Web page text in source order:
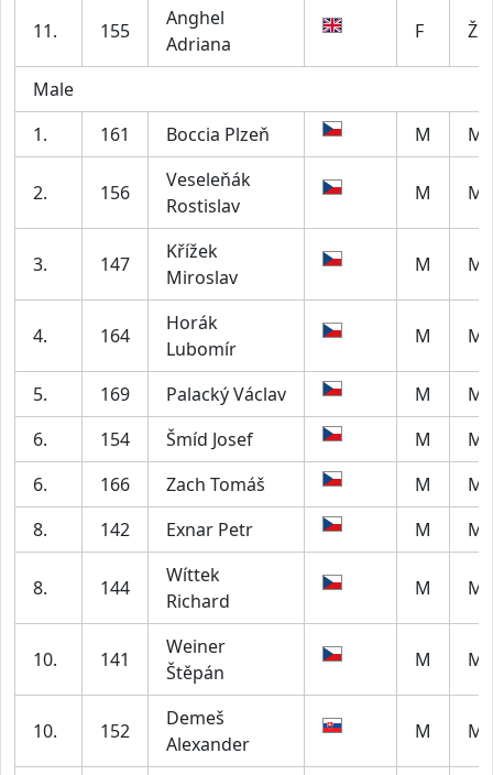
11. 155
Anghel
Adriana
F
Male
1.
161 Boccia Plzeň M
2. 156
Veseleňák
Rostislav
M
3. 147
Křížek
Miroslav
M
4. 164
Horák
Lubomír
M
5. 169 Palacký Václav M
6.
154 Šmíd Josef M
6.
166 Zach Tomáš M
8.
142 Exnar Petr M
8. 144
Wíttek
Richard
M
10. 141
Weiner
Štěpán
M
10. 152
Demeš
Alexander
M